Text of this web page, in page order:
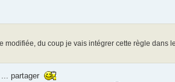
modifiée, du coup je vais intégrer cette règle dans
partager